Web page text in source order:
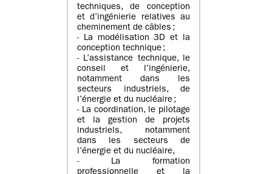
techniques, de conception
et d’ingénierie relatives au
cheminement de câbles ;
- La modélisation 3D et la
conception technique ;
- L’assistance technique, le
conseil et l’ingénierie,
notamment dans les
secteurs industriels, de
l’énergie et du nucléaire ;
- La coordination, le pilotage
et la gestion de projets
industriels, notamment
dans les secteurs de
l’énergie et du nucléaire,
- La formation